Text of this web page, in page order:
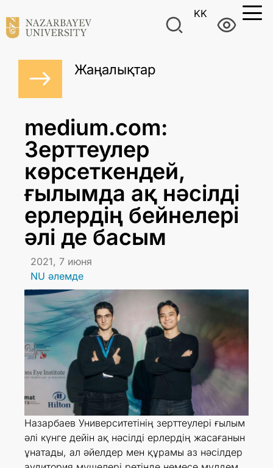
KK
Жаңалықтар
medium.com:
Зерттеулер
көрсеткендей,
ғылымда ақ нәсілді
ерлердің бейнелері
әлі де басым
2021, 7 июня
NU әлемде
Назарбаев Университетінің зерттеулері ғылым
әлі күнге дейін ақ нәсілді ерлердің жасағанын
ұнатады, ал әйелдер мен құрамы аз нәсілдер